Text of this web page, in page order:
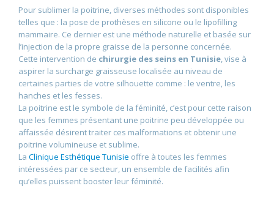
Pour sublimer la poitrine, diverses méthodes sont disponibles
telles que : la pose de prothèses en silicone ou le lipofilling
mammaire. Ce dernier est une méthode naturelle et basée sur
l’injection de la propre graisse de la personne concernée.
Cette intervention de chirurgie des seins en Tunisie, vise à
aspirer la surcharge graisseuse localisée au niveau de
certaines parties de votre silhouette comme : le ventre, les
hanches et les fesses.
La poitrine est le symbole de la féminité, c’est pour cette raison
que les femmes présentant une poitrine peu développée ou
affaissée désirent traiter ces malformations et obtenir une
poitrine volumineuse et sublime.
La Clinique Esthétique Tunisie offre à toutes les femmes
intéressées par ce secteur, un ensemble de facilités afin
qu’elles puissent booster leur féminité.